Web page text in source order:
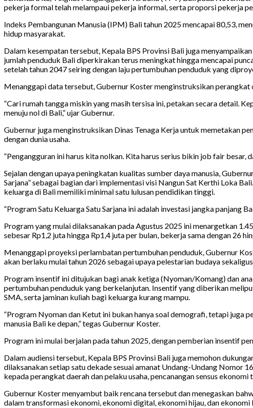
pekerja formal telah melampaui pekerja informal, serta proporsi pekerja
Indeks Pembangunan Manusia (IPM) Bali tahun 2025 mencapai 80,53,
hidup masyarakat.
Dalam kesempatan tersebut, Kepala BPS Provinsi Bali juga
jumlah penduduk Bali diperkirakan terus meningkat hingga mencapai
setelah tahun 2047 seiring dengan laju pertumbuhan penduduk yang
Menanggapi data tersebut, Gubernur Koster menginstruksikan perangkat
“Cari rumah tangga miskin yang masih tersisa ini, petakan secara detail.
menuju nol di Bali,” ujar Gubernur.
Gubernur juga menginstruksikan Dinas Tenaga Kerja untuk memetakan
dengan dunia usaha.
“Pengangguran ini harus kita nolkan. Kita harus serius bikin job fair
Sejalan dengan upaya peningkatan kualitas sumber daya manusia,
Sarjana” sebagai bagian dari implementasi visi Nangun Sat Kerthi Loka
keluarga di Bali memiliki minimal satu lulusan pendidikan tinggi.
“Program Satu Keluarga Satu Sarjana ini adalah investasi jangka panjang
Program yang mulai dilaksanakan pada Agustus 2025 ini menargetkan
sebesar Rp1,2 juta hingga Rp1,4 juta per bulan, bekerja sama dengan 26
Menanggapi proyeksi perlambatan pertumbuhan penduduk, Gubernur
akan berlaku mulai tahun 2026 sebagai upaya pelestarian budaya
Program insentif ini ditujukan bagi anak ketiga (Nyoman/Komang) dan
pertumbuhan penduduk yang berkelanjutan. Insentif yang diberikan
SMA, serta jaminan kuliah bagi keluarga kurang mampu.
“Program Nyoman dan Ketut ini bukan hanya soal demografi, tetapi juga
manusia Bali ke depan,” tegas Gubernur Koster.
Program ini mulai berjalan pada tahun 2025, dengan pemberian insentif
Dalam audiensi tersebut, Kepala BPS Provinsi Bali juga memohon
dilaksanakan setiap satu dekade sesuai amanat Undang-Undang Nomor
kepada perangkat daerah dan pelaku usaha, pencanangan sensus
Gubernur Koster menyambut baik rencana tersebut dan menegaskan
dalam transformasi ekonomi, ekonomi digital, ekonomi hijau, dan